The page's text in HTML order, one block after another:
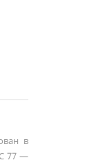
в
77 —